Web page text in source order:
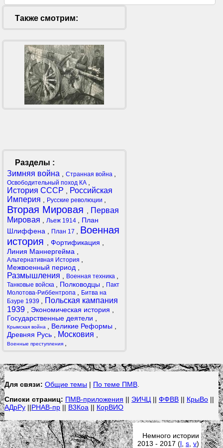
Также смотрим:
Разделы :
Зимняя война
Странная война
Освободительный поход КА
История СССР
Российская
Империя
Русские революции
Вторая Мировая
Первая
Мировая
Льеж 1914
План
Шлиффена
План 17
Военная
история
Фортификация
Линия Маннергейма
Альтернативная История
Межвоенный период
Размышления Военная техника
Танковые войска Полководцы
Пакт
Молотова-Риббентропа
Битва на
Бзуре 1939
Польская кампания
1939
Экономическая история
Государственные деятели
Крымская война Великие Реформы
Древняя Русь
Московия
Военные преступления
Для связи: Общие темы | По теме ПМВ.
Списки страниц: ПМВ-приложения || ЭИЧЦ || ФФВВ|| КрыВо||
АДрРу||РНАВ-пр|| В3Коа || КорВИО
Немного истории
2013 - 2017 (l ,s ,v)